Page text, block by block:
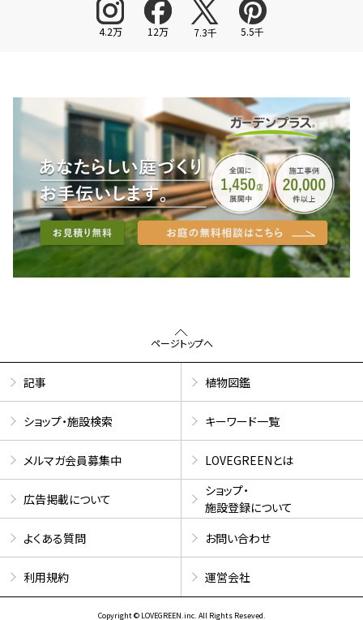
4.2万 12万 7.3千 5.5千
ページトップへ
記事 植物図鑑
ショップ・施設検索 キーワード一覧
メルマガ会員募集中 LOVEGREENとは
広告掲載について
ショップ・
施設登録について
よくある質問
お問い合わせ
利用規約 運営会社
Copyright © LOVEGREEN.inc. All Rights Reseved.